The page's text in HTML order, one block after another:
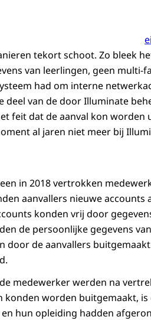
tekort schoot. Zo bleek
van leerlingen, geen multi-
had om interne
deel van de door Illuminate
feit dat de aanval kon
al jaren niet meer bij
in 2018 vertrokken
aanvallers nieuwe accounts
konden vrij door
de persoonlijke gegevens
door de aanvallers
medewerker werden na
konden worden buitgemaakt,
hun opleiding hadden